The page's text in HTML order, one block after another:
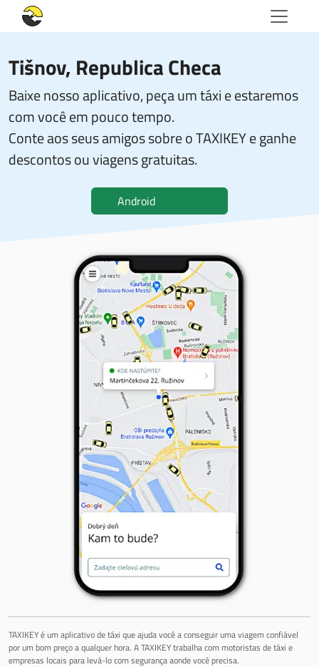
Tišnov, Republica Checa
Baixe nosso aplicativo, peça um táxi e estaremos
com você em pouco tempo.
Conte aos seus amigos sobre o TAXIKEY e ganhe
descontos ou viagens gratuitas.
Android
TAXIKEY é um aplicativo de táxi que ajuda você a conseguir uma viagem confiável
por um bom preço a qualquer hora. A TAXIKEY trabalha com motoristas de táxi e
empresas locais para levá-lo com segurança aonde você precisa.